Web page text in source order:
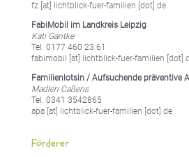
fz [at] lichtblick-fuer-familien [dot] de
FabiMobil im Landkreis Leipzig
Kati Gantke
Tel. 0177 460 23 61
fabimobil [at] lichtblick-fuer-familien [dot]
Familienlotsin / Aufsuchende präventive
Madlen Caßens
Tel. 0341 3542865
apa [at] lichtblick-fuer-familien [dot] de
Förderer